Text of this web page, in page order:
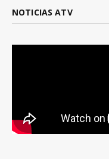
NOTICIAS ATV